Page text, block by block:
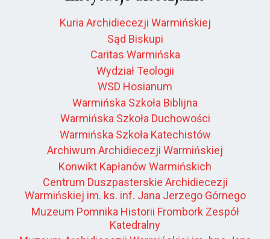
Kuria Archidiecezji Warmińskiej
Sąd Biskupi
Caritas Warmińska
Wydział Teologii
WSD Hosianum
Warmińska Szkoła Biblijna
Warmińska Szkoła Duchowości
Warmińska Szkoła Katechistów
Archiwum Archidiecezji Warmińskiej
Konwikt Kapłanów Warmińskich
Centrum Duszpasterskie Archidiecezji
Warmińskiej im. ks. inf. Jana Jerzego Górnego
Muzeum Pomnika Historii Frombork Zespół
Katedralny